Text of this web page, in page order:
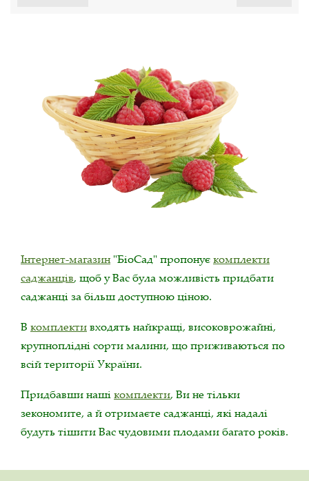
Інтернет-магазин "БіоСад" пропонуєкомплекти
саджанців, щоб у Вас була можливість придбати
саджанці за більш доступною ціною.
В комплективходять найкращі, високоврожайні,
крупноплідні сорти малини, що приживаються по
всій території України.
Придбавши нашікомплекти, Ви не тільки
зекономите, а й отримаєте саджанці, які надалі
будуть тішити Вас чудовими плодами багато років.